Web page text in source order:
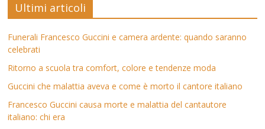
Ultimi articoli
Funerali Francesco Guccini e camera ardente: quando saranno
celebrati
Ritorno a scuola tra comfort, colore e tendenze moda
Guccini che malattia aveva e come è morto il cantore italiano
Francesco Guccini causa morte e malattia del cantautore
italiano: chi era